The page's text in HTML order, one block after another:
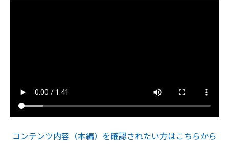
コンテンツ内容（本編）を確認されたい方はこちらから